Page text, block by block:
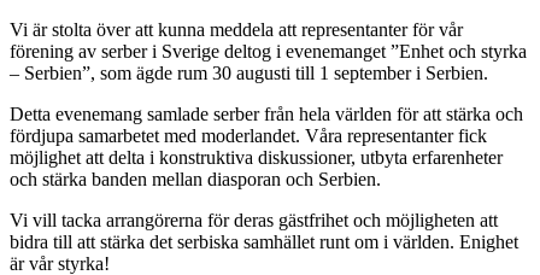
Vi är stolta över att kunna meddela att representanter för vår
förening av serber i Sverige deltog i evenemanget ”Enhet och styrka
– Serbien”, som ägde rum 30 augusti till 1 september i Serbien.
Detta evenemang samlade serber från hela världen för att stärka och
fördjupa samarbetet med moderlandet. Våra representanter fick
möjlighet att delta i konstruktiva diskussioner, utbyta erfarenheter
och stärka banden mellan diasporan och Serbien.
Vi vill tacka arrangörerna för deras gästfrihet och möjligheten att
bidra till att stärka det serbiska samhället runt om i världen. Enighet
är vår styrka!